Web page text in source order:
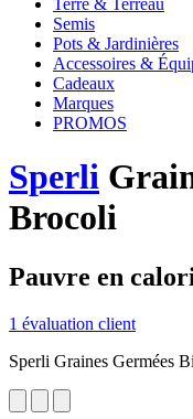
Terre & Terreau
Semis
Pots & Jardinières
Accessoires &
Cadeaux
Marques
PROMOS
Sperli
Brocoli
Pauvre en
1 évaluation client
Sperli Graines Germées